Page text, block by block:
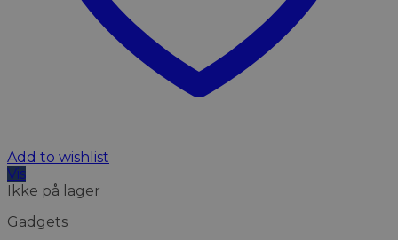
Add to wishlist
Vis
Ikke på lager
Gadgets